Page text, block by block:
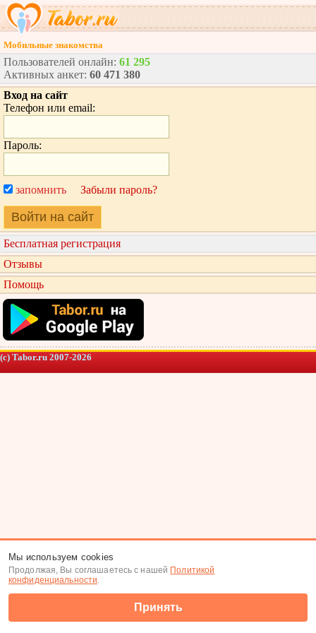
Мобильные знакомства
Пользователей онлайн: 61 295
Активных анкет: 60 471 380
Вход на сайт
Телефон или email:
Пароль:
запомнить Забыли пароль?
Войти на сайт
Бесплатная регистрация
Отзывы
Помощь
(c) Tabor.ru 2007-2026
Мы используем cookies
Продолжая, Вы соглашаетесь с нашей Политикой
конфиденциальности.
Принять